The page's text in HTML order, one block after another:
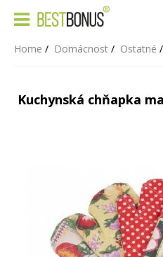
Home Domácnost Ostatné
Kuchynská chňapka